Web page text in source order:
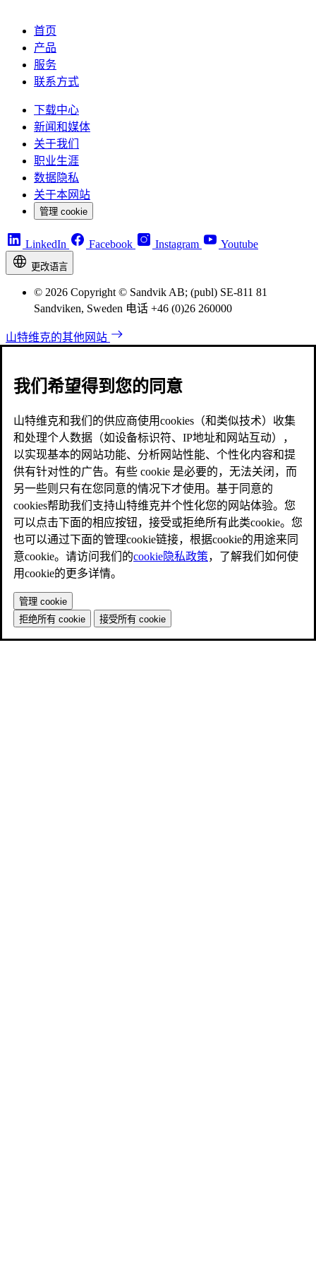
首页
产品
服务
联系方式
下载中心
新闻和媒体
关于我们
职业生涯
数据隐私
关于本网站
管理 cookie
LinkedIn Facebook Instagram Youtube
更改语言
© 2026 Copyright © Sandvik AB; (publ) SE-811 81
Sandviken, Sweden 电话 +46 (0)26 260000
山特维克的其他网站
我们希望得到您的同意
山特维克和我们的供应商使用cookies（和类似技术）收集
和处理个人数据（如设备标识符、IP地址和网站互动），
以实现基本的网站功能、分析网站性能、个性化内容和提
供有针对性的广告。有些 cookie 是必要的，无法关闭，而
另一些则只有在您同意的情况下才使用。基于同意的
cookies帮助我们支持山特维克并个性化您的网站体验。您
可以点击下面的相应按钮，接受或拒绝所有此类cookie。您
也可以通过下面的管理cookie链接，根据cookie的用途来同
意cookie。请访问我们的cookie隐私政策，了解我们如何使
用cookie的更多详情。
管理 cookie
拒绝所有 cookie
接受所有 cookie